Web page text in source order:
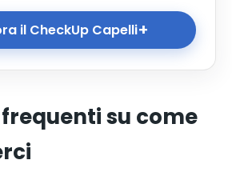
il CheckUp Capelli+
su come